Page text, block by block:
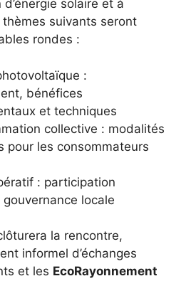
solaire et à
thèmes suivants seront
rondes :
:
bénéfices
et techniques
collective : modalités
pour les consommateurs
: participation
locale
la rencontre,
informel d’échanges
et les EcoRayonnement